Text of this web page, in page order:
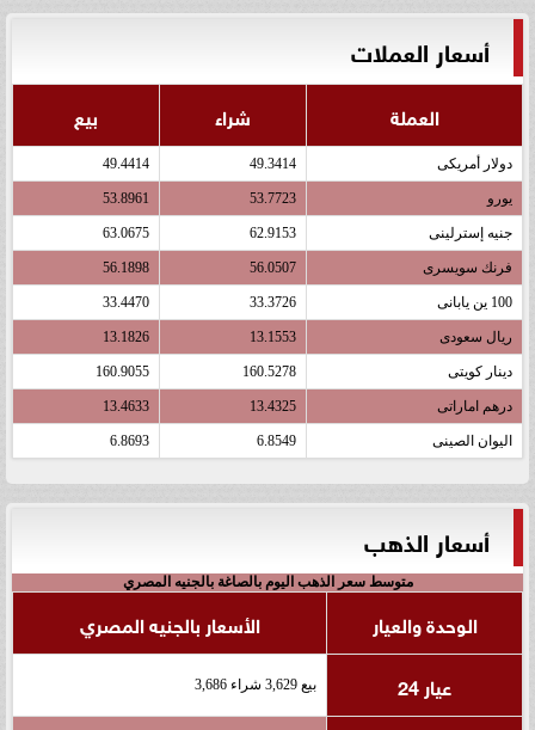
أسعار العملات
العملة شراء بيع
دولار أمريكى 49.3414
49.4414
يورو 53.7723
53.8961
جنيه إسترلينى 62.9153
63.0675
فرنك سويسرى 56.0507
56.1898
100 ين يابانى 33.3726
33.4470
ريال سعودى 13.1553
13.1826
دينار كويتى 160.5278
160.9055
درهم اماراتى 13.4325
13.4633
اليوان الصينى 6.8549
6.8693
أسعار الذهب
متوسط سعر الذهب اليوم بالصاغة بالجنيه المصري
الوحدة والعيار
الأسعار بالجنيه المصري
عيار 24
بيع 3,629 شراء 3,686